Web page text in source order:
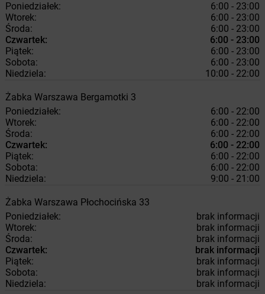
Poniedziałek:
6:00 - 23:00
Wtorek:
6:00 - 23:00
Środa:
6:00 - 23:00
Czwartek:
6:00 - 23:00
Piątek:
6:00 - 23:00
Sobota:
6:00 - 23:00
Niedziela:
10:00 - 22:00
Żabka Warszawa Bergamotki 3
Poniedziałek:
6:00 - 22:00
Wtorek:
6:00 - 22:00
Środa:
6:00 - 22:00
Czwartek:
6:00 - 22:00
Piątek:
6:00 - 22:00
Sobota:
6:00 - 22:00
Niedziela:
9:00 - 21:00
Żabka Warszawa Płochocińska 33
Poniedziałek:
brak informacji
Wtorek:
brak informacji
Środa:
brak informacji
Czwartek:
brak informacji
Piątek:
brak informacji
Sobota:
brak informacji
Niedziela:
brak informacji